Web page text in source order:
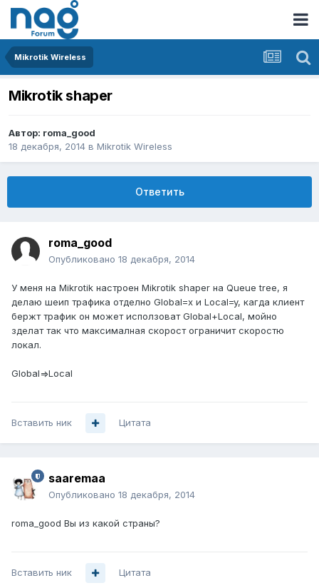
Mikrotik Wireless
Mikrotik shaper
Автор: roma_good
18 декабря, 2014 в Mikrotik Wireless
Ответить
roma_good
Опубликовано 18 декабря, 2014
У меня на Mikrotik настроен Mikrotik shaper на Queue tree, я
делаю шеип трафика отделно Global=х и Local=y, кагда клиент
бержт трафик он может исползоват Global+Local, мойно
зделат так что максималная скорост ограничит скоростю
локал.
Global=>Local
Вставить ник Цитата
saaremaa
Опубликовано 18 декабря, 2014
roma_good Вы из какой страны?
Вставить ник Цитата